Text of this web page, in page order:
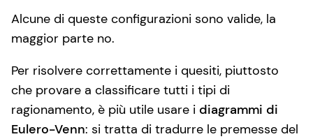
Alcune di queste configurazioni sono valide, la
maggior parte no.
Per risolvere correttamente i quesiti, piuttosto
che provare a classificare tutti i tipi di
ragionamento, è più utile usare i diagrammi di
Eulero-Venn: si tratta di tradurre le premesse del